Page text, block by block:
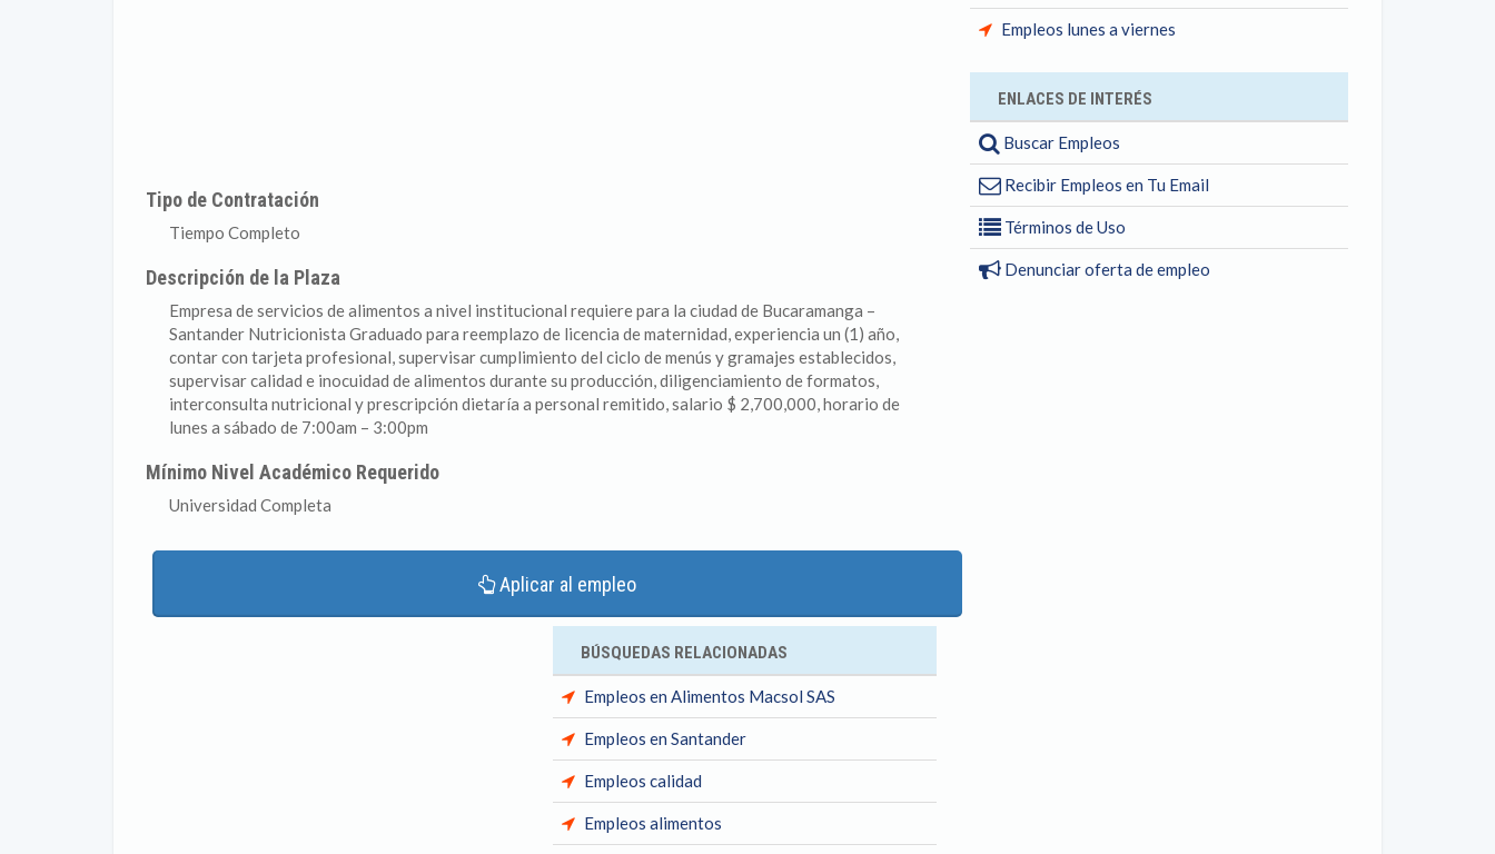
Tipo de Contratación
Tiempo Completo
Descripción de la Plaza
Empresa de servicios de alimentos a nivel institucional requiere para la ciudad de Bucaramanga –
Santander Nutricionista Graduado para reemplazo de licencia de maternidad, experiencia un (1) año,
contar con tarjeta profesional, supervisar cumplimiento del ciclo de menús y gramajes establecidos,
supervisar calidad e inocuidad de alimentos durante su producción, diligenciamiento de formatos,
interconsulta nutricional y prescripción dietaría a personal remitido, salario $ 2,700,000, horario de
lunes a sábado de 7:00am – 3:00pm
Mínimo Nivel Académico Requerido
Universidad Completa
Aplicar al empleo
BÚSQUEDAS RELACIONADAS
Empleos en Alimentos Macsol SAS
Empleos en Santander
Empleos calidad
Empleos alimentos
Empleos lunes a viernes
ENLACES DE INTERÉS
Buscar Empleos
Recibir Empleos en Tu Email
Términos de Uso
Denunciar oferta de empleo